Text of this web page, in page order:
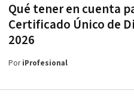
Qué tener en cuenta
Certificado Único de
2026
PoriProfesional